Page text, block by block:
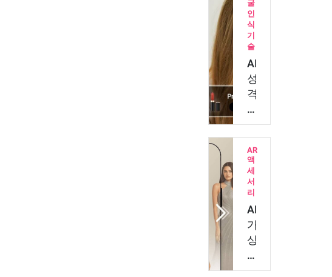
가
상
피
API
로
자
사
고
객
데
이
터
자
산
내…
굴
인
식
기
술
AI
성
격
테
스
트
와
얼
굴
분
석,
맞
춤
형
AR
액
세
서
리
AR
가
상
피
팅